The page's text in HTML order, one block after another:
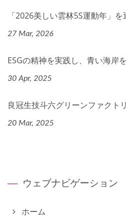
「2026美しい雲林5S運動年」を
27 Mar, 2026
ESGの精神を実践し、青い海岸
30 Apr, 2025
良冠生技斗六グリーンファクト
20 Mar, 2025
ウェブナビゲーション
ホーム